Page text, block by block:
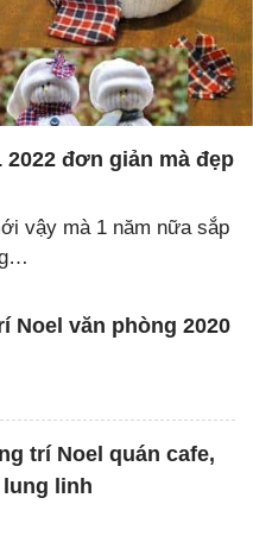
đơn giản mà đẹp
vậy mà 1 năm nữa sắp
Noel văn phòng 2020
trí Noel quán cafe,
lung linh